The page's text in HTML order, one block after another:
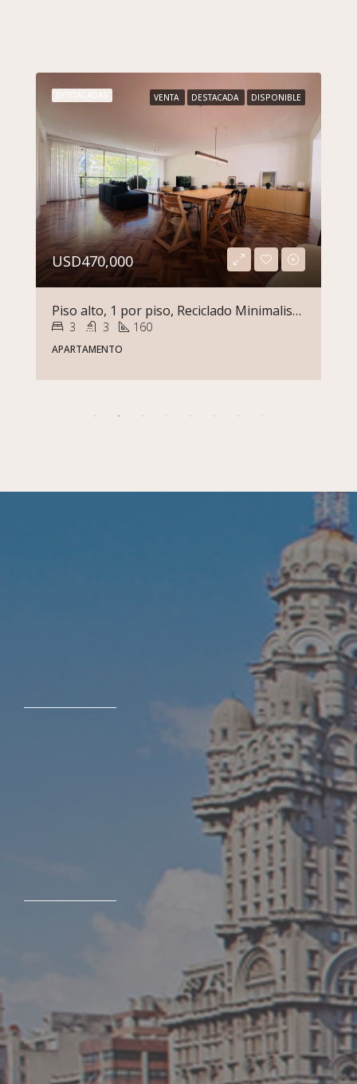
ALQUILER DESTACADA DISPONIBLE
$35,000
Parque Batlle | A Estrenar | Edificio Calyptus | Terraza Con Gran Vista Piso Alto
1 1 45
APARTAMENTO